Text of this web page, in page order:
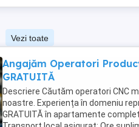
Vezi toate
Angajăm Operatori
GRATUITĂ
Descriere Căutăm operatori CNC
noastre. Experiența în domeniu
GRATUITĂ în apartamente